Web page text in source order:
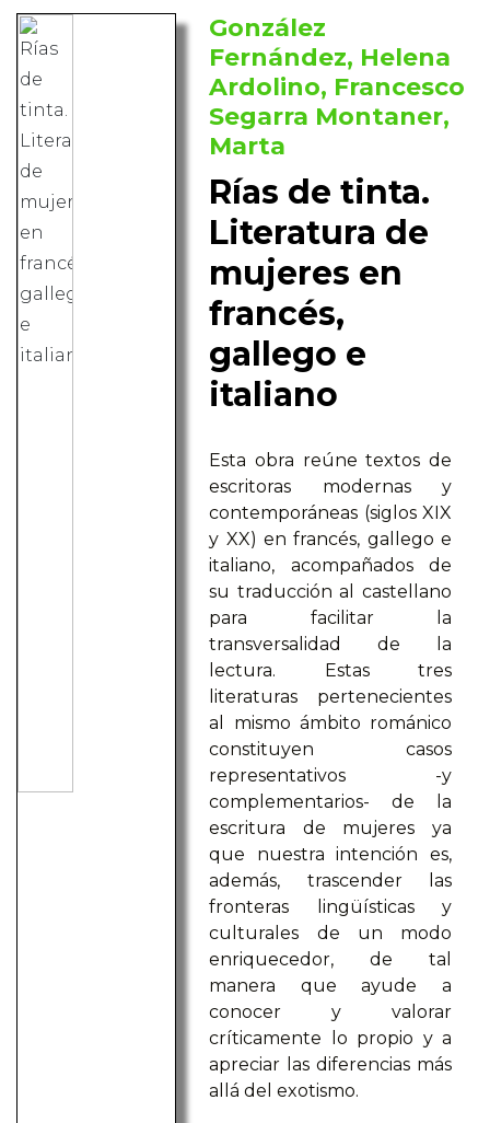
González
Fernández, Helena
Ardolino, Francesco
Segarra Montaner,
Marta
Rías de tinta.
Literatura de
mujeres en
francés,
gallego e
italiano
Esta obra reúne textos de
escritoras modernas y
contemporáneas (siglos XIX
y XX) en francés, gallego e
italiano, acompañados de
su traducción al castellano
para facilitar la
transversalidad de la
lectura. Estas tres
literaturas pertenecientes
al mismo ámbito románico
constituyen casos
representativos -y
complementarios- de la
escritura de mujeres ya
que nuestra intención es,
además, trascender las
fronteras lingüísticas y
culturales de un modo
enriquecedor, de tal
manera que ayude a
conocer y valorar
críticamente lo propio y a
apreciar las diferencias más
allá del exotismo.